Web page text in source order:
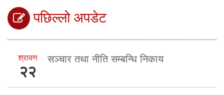
पछिल्लो अपडेट
श्रावण
२२
सञ्चार तथा नीति सम्बन्धि निकाय